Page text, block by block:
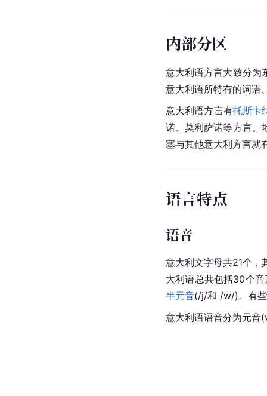
内部分区
意大利语方言大致分为
意大利语所特有的词语
意大利语方言有托斯卡
诺、莫利萨诺等方言。
塞与其他意大利方言就
语言特点
语音
意大利文字母共21个，
大利语总共包括30个
半元音(/j/和 /w/)。有些
意大利语语音分为元